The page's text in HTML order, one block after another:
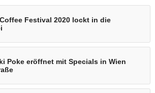
Festival 2020 lockt in die
Poke eröffnet mit Specials in Wien